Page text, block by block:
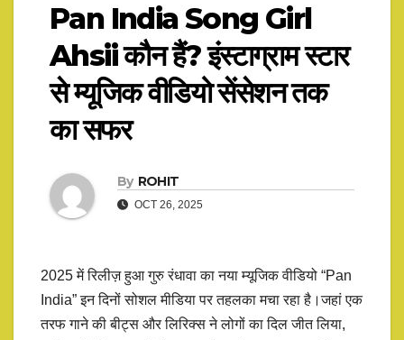
Pan India Song Girl
Ahsii कौन हैं? इंस्टाग्राम स्टार
से म्यूजिक वीडियो सेंसेशन तक
का सफर
By ROHIT
OCT 26, 2025
2025 में रिलीज़ हुआ गुरु रंधावा का नया म्यूजिक वीडियो “Pan
India” इन दिनों सोशल मीडिया पर तहलका मचा रहा है।जहां एक
तरफ गाने की बीट्स और लिरिक्स ने लोगों का दिल जीत लिया,